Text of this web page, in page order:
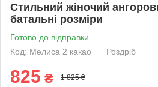
Стильний жіночий
батальні розміри
Готово до відправки
Код: Мелиса 2 какао
Роздріб
825 ₴ 1 825 ₴